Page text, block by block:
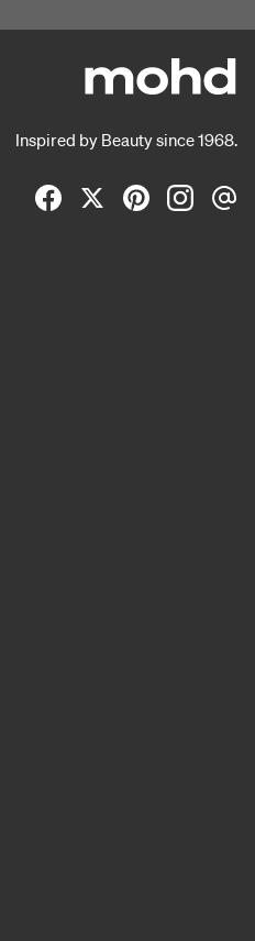
Inspired by Beauty since 1968.